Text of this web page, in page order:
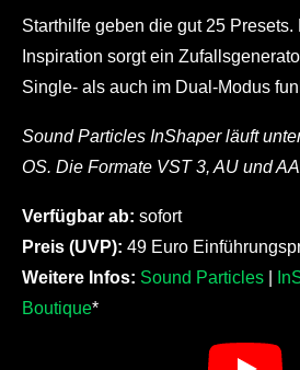
Starthilfe geben die gut 25
Inspiration sorgt ein
Single- als auch im Dual-Modus
Sound Particles InShaper läuft
OS. Die Formate VST 3, AU und
Verfügbar ab: sofort
Preis (UVP): 49 Euro
Weitere Infos: Sound Particles
Boutique*